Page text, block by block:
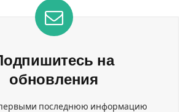
на
обновления
последнюю информацию